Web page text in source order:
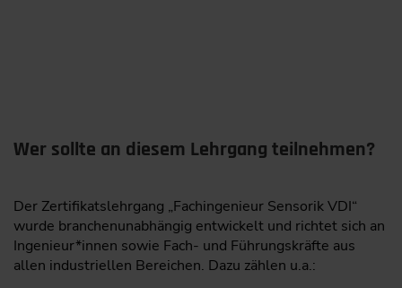
Wer sollte an diesem Lehrgang teilnehmen?
Der Zertifikatslehrgang „Fachingenieur Sensorik VDI“
wurde branchenunabhängig entwickelt und richtet sich an
Ingenieur*innen sowie Fach- und Führungskräfte aus
allen industriellen Bereichen. Dazu zählen u.a.: